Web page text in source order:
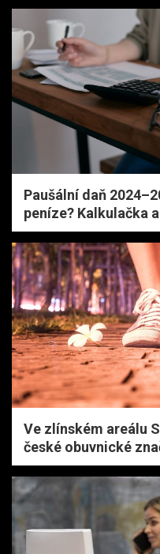
Paušální daň
peníze? Kalkulačka
Ve zlínském areálu
české obuvnické